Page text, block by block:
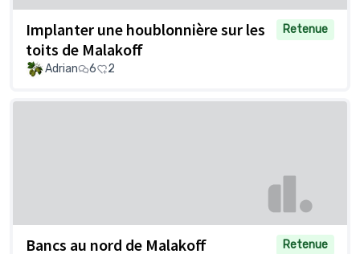
Implanter une houblonnière sur les
toits de Malakoff
Retenue
Adrian 6 2
Bancs au nord de Malakoff
Retenue